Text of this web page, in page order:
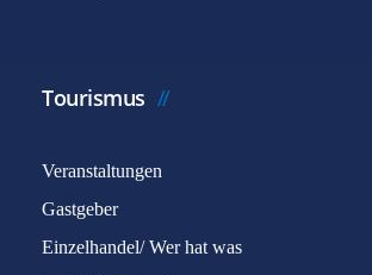
Tourismus
Veranstaltungen
Gastgeber
Einzelhandel/ Wer hat was